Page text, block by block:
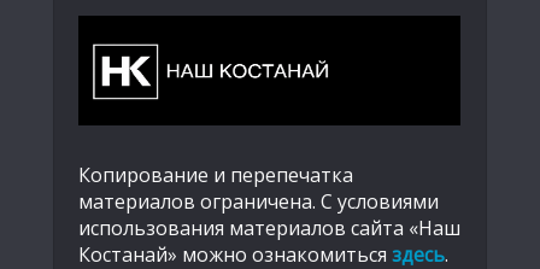
Копирование и перепечатка
материалов ограничена. С условиями
использования материалов сайта «Наш
Костанай» можно ознакомиться здесь.